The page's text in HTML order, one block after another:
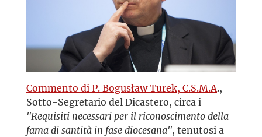
Commento di P. Bogusław Turek, C.S.M.A.,
Sotto-Segretario del Dicastero, circa i
"Requisiti necessari per il riconoscimento della
fama di santità in fase diocesana", tenutosi a